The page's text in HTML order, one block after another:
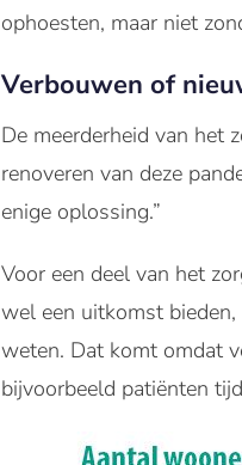
ophoesten, maar niet
Verbouwen of
De meerderheid van het
renoveren van deze
enige oplossing.”
Voor een deel van het
wel een uitkomst
weten. Dat komt omdat
bijvoorbeeld patiënten